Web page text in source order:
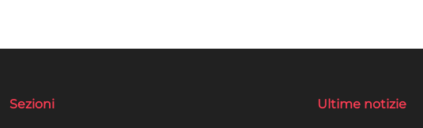
Sezioni Ultime notizie